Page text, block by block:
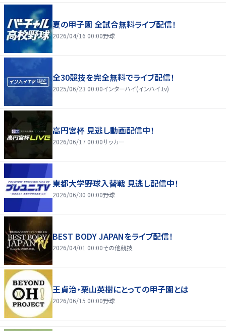
夏の甲子園 全試合無料ライブ配信！
2026/04/16 00:00野球
全30競技を完全無料でライブ配信！
2025/06/23 00:00インターハイ(インハイ.tv)
高円宮杯 見逃し動画配信中！
2026/06/17 00:00サッカー
東都大学野球入替戦 見逃し配信中！
2026/06/30 00:00野球
BEST BODY JAPANをライブ配信！
2026/04/01 00:00その他競技
王貞治・栗山英樹にとっての甲子園とは
2026/06/15 00:00野球